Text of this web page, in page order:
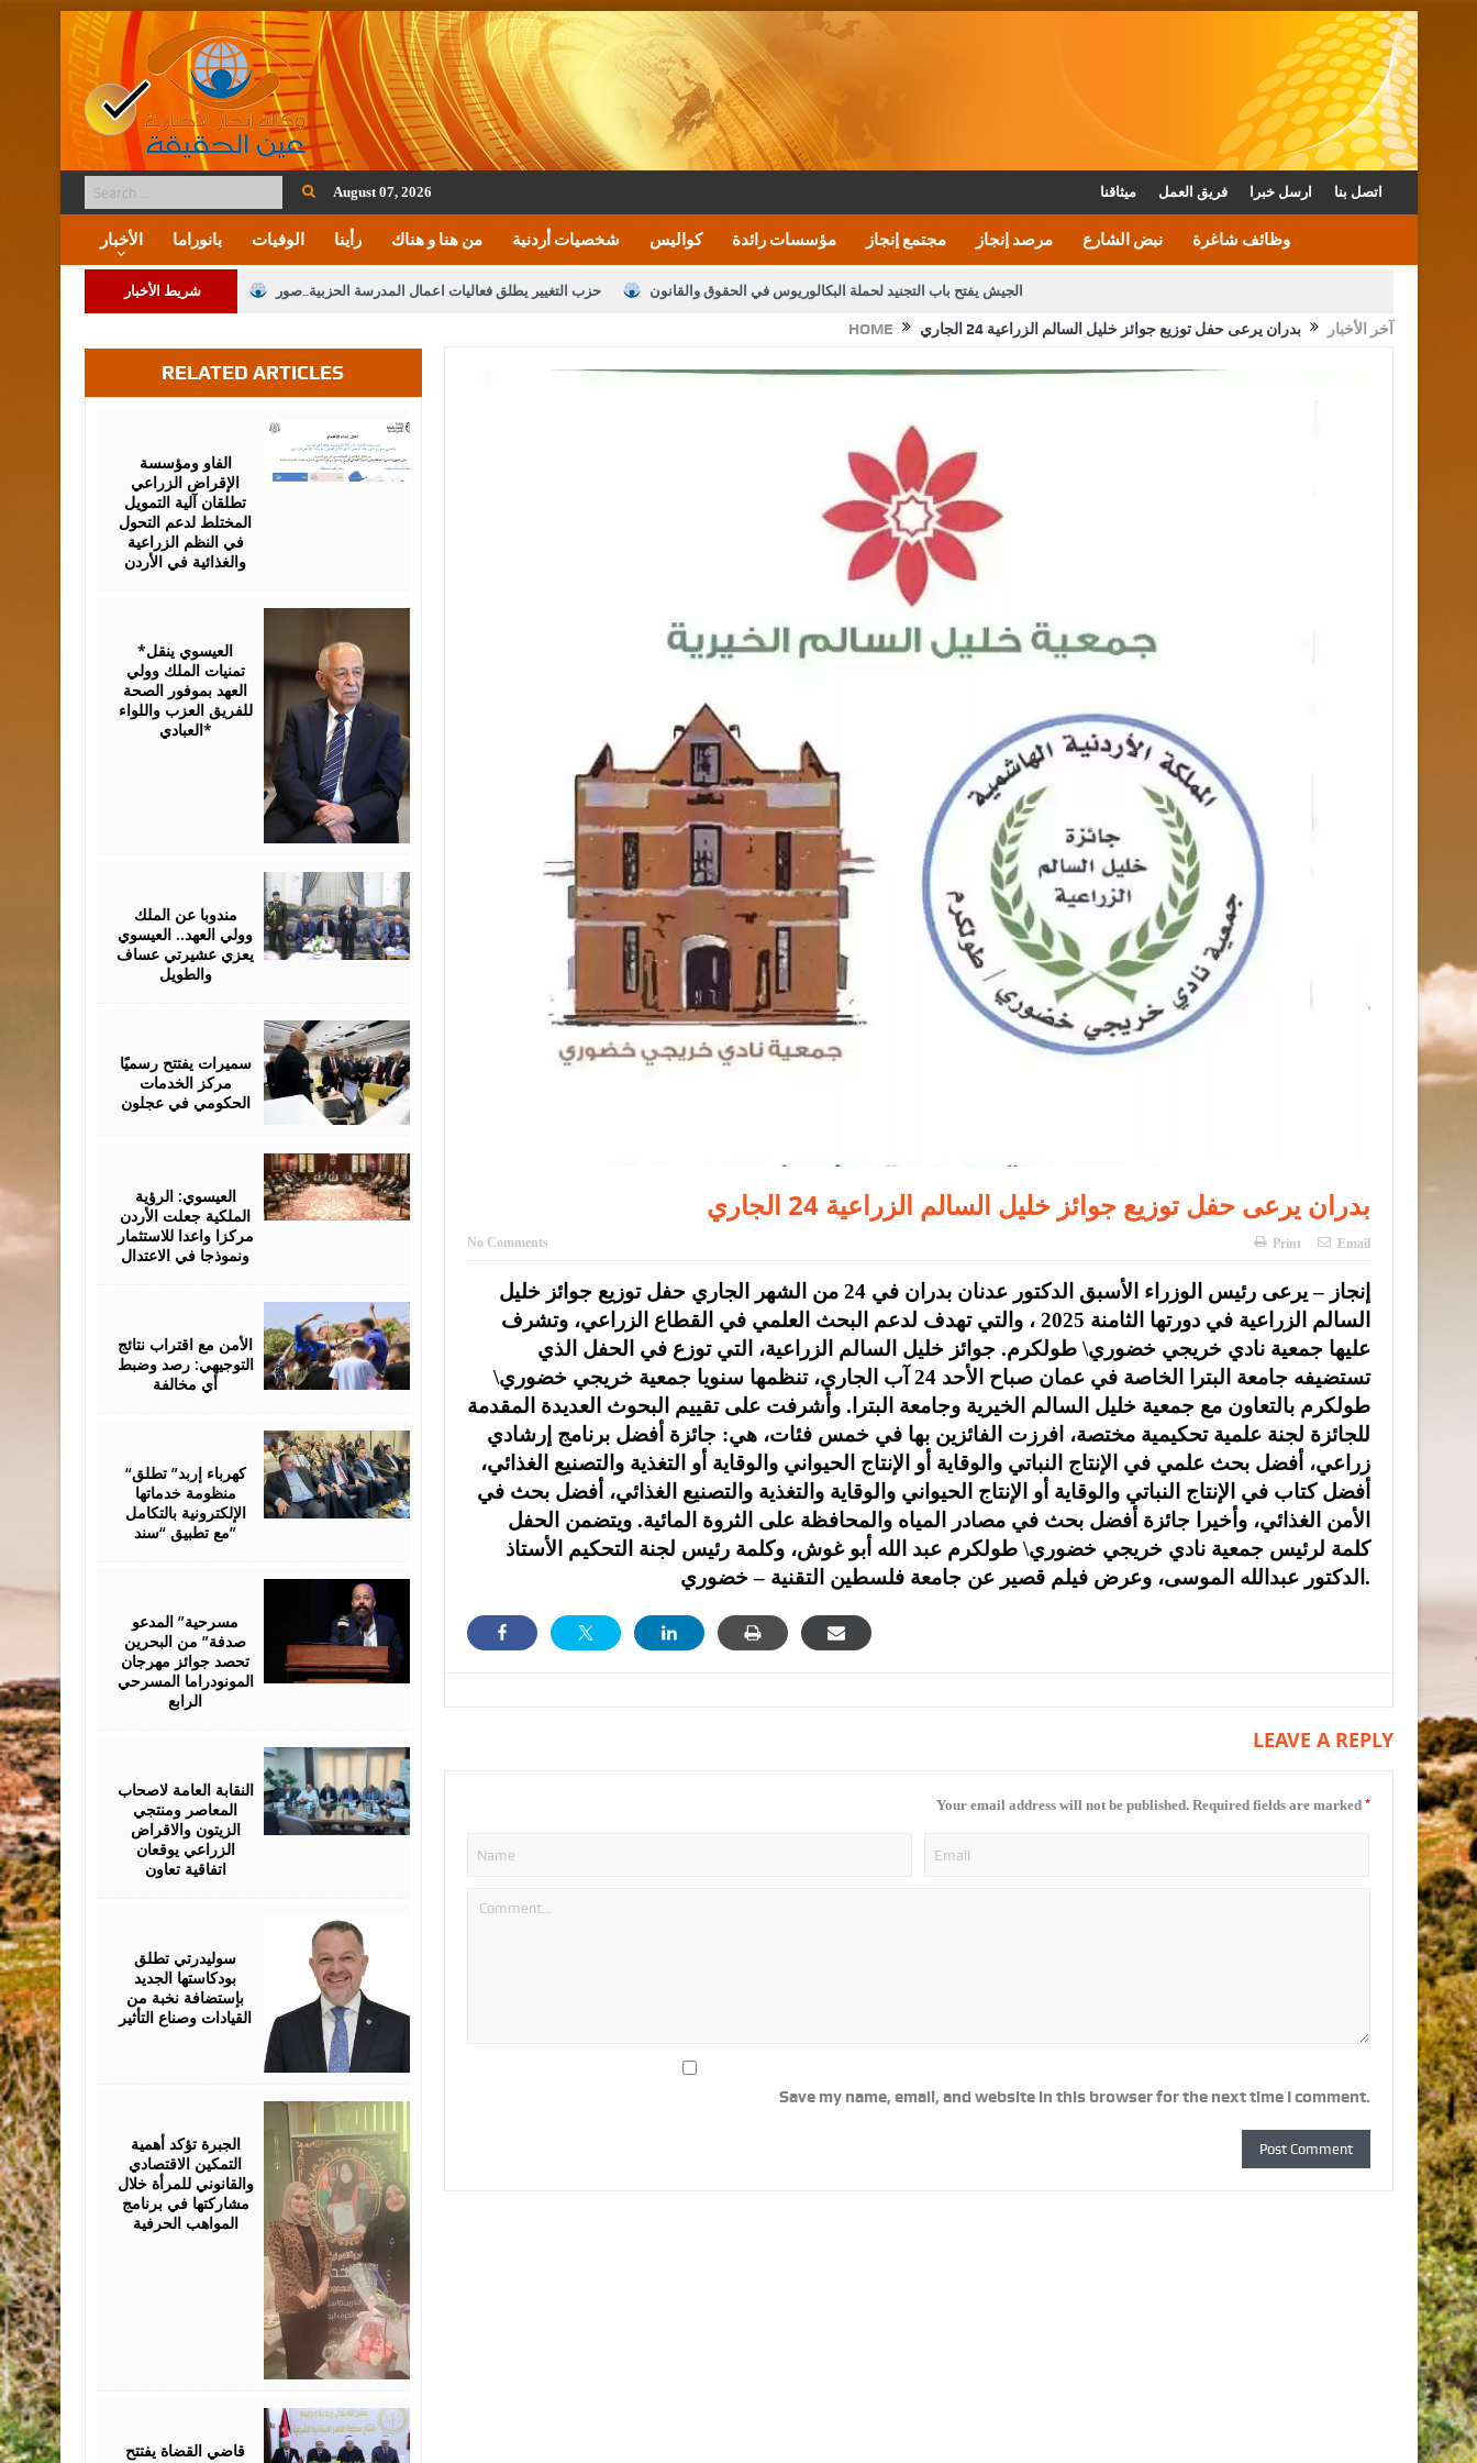
August 07, 2026 ميثاقنا فريق العمل ارسل خبرا اتصل بنا
الأخبار بانوراما الوفيات رأينا من هنا و هناك شخصيات أردنية كواليس مؤسسات رائدة مجتمع إنجاز مرصد إنجاز نبض الشارع وظائف شاغرة
شريط الأخبار حزب التغيير يطلق فعاليات اعمال المدرسة الحزبية..صور الجيش يفتح باب التجنيد لحملة البكالوريوس في الحقوق والقانون
الأمن يتلف 16 مليون حبة كبتاجون و1480 كغم مواد مخدرة
النواب يقر مشروع تعديل قانون الملكية العقارية القاضي يلتقي رؤساء تحرير الصحف اليومية ويؤكد حرص مجلس النواب على شراكة فاعلة مع الإعلام
القاضي محمود أحمد فريحات.. مبارك ومزيدا من التوفيق
HOME آخر الأخبار بدران يرعى حفل توزيع جوائز خليل السالم الزراعية 24 الجاري
بدران يرعى حفل توزيع جوائز خليل السالم الزراعية 24 الجاري
No Comments Print Email
إنجاز – يرعى رئيس الوزراء الأسبق الدكتور عدنان بدران في 24 من الشهر الجاري حفل توزيع جوائز خليل
السالم الزراعية في دورتها الثامنة 2025 ، والتي تهدف لدعم البحث العلمي في القطاع الزراعي، وتشرف
عليها جمعية نادي خريجي خضوري\ طولكرم. جوائز خليل السالم الزراعية، التي توزع في الحفل الذي
تستضيفه جامعة البترا الخاصة في عمان صباح الأحد 24 آب الجاري، تنظمها سنويا جمعية خريجي خضوري\
طولكرم بالتعاون مع جمعية خليل السالم الخيرية وجامعة البترا. وأشرفت على تقييم البحوث العديدة المقدمة
للجائزة لجنة علمية تحكيمية مختصة، افرزت الفائزين بها في خمس فئات، هي: جائزة أفضل برنامج إرشادي
زراعي، أفضل بحث علمي في الإنتاج النباتي والوقاية أو الإنتاج الحيواني والوقاية أو التغذية والتصنيع الغذائي،
أفضل كتاب في الإنتاج النباتي والوقاية أو الإنتاج الحيواني والوقاية والتغذية والتصنيع الغذائي، أفضل بحث في
الأمن الغذائي، وأخيرا جائزة أفضل بحث في مصادر المياه والمحافظة على الثروة المائية. ويتضمن الحفل
كلمة لرئيس جمعية نادي خريجي خضوري\ طولكرم عبد الله أبو غوش، وكلمة رئيس لجنة التحكيم الأستاذ
الدكتور عبدالله الموسى، وعرض فيلم قصير عن جامعة فلسطين التقنية – خضوري.
LEAVE A REPLY
Your email address will not be published. Required fields are marked *
Save my name, email, and website in this browser for the next time I comment.
RELATED ARTICLES
الفاو ومؤسسة
الإقراض الزراعي
تطلقان آلية التمويل
المختلط لدعم التحول
في النظم الزراعية
والغذائية في الأردن
*العيسوي ينقل
تمنيات الملك وولي
العهد بموفور الصحة
للفريق العزب واللواء
العبادي*
مندوبا عن الملك
وولي العهد.. العيسوي
يعزي عشيرتي عساف
والطويل
سميرات يفتتح رسميًا
مركز الخدمات
الحكومي في عجلون
2026
العيسوي: الرؤية
الملكية جعلت الأردن
مركزا واعدا للاستثمار
ونموذجا في الاعتدال
الأمن مع اقتراب نتائج
التوجيهي: رصد وضبط
أي مخالفة
2026
“كهرباء إربد” تطلق
منظومة خدماتها
الإلكترونية بالتكامل
مع تطبيق “سند”
مسرحية” المدعو
صدفة” من البحرين
تحصد جوائز مهرجان
المونودراما المسرحي
الرابع
النقابة العامة لاصحاب
المعاصر ومنتجي
الزيتون والاقراض
الزراعي يوقعان
اتفاقية تعاون
2026
سوليدرتي تطلق
بودكاستها الجديد
بإستضافة نخبة من
القيادات وصناع التأثير
الجبرة تؤكد أهمية
التمكين الاقتصادي
والقانوني للمرأة خلال
مشاركتها في برنامج
المواهب الحرفية
قاضي القضاة يفتتح